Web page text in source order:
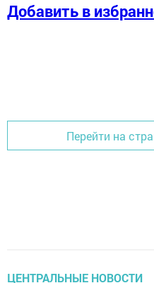
Добавить в
Перейти на
ЦЕНТРАЛЬНЫЕ НОВОСТИ